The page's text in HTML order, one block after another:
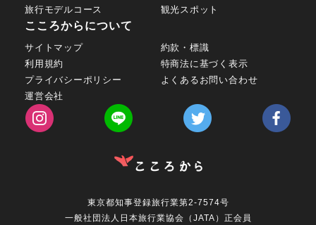
旅行モデルコース
観光スポット
こころからについて
サイトマップ
約款・標識
利用規約
特商法に基づく表示
プライバシーポリシー
よくあるお問い合わせ
運営会社
東京都知事登録旅行業第2-7574号
一般社団法人日本旅行業協会（JATA）正会員